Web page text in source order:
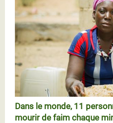
Dans le monde, 11
mourir de faim chaque